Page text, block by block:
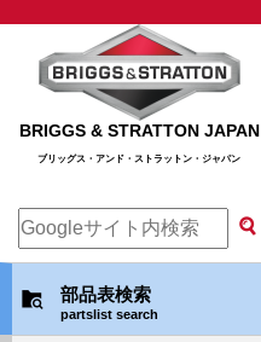
BRIGGS & STRATTON JAPAN
ブリッグス・アンド・ストラットン・ジャパン
部品表検索
partslist search